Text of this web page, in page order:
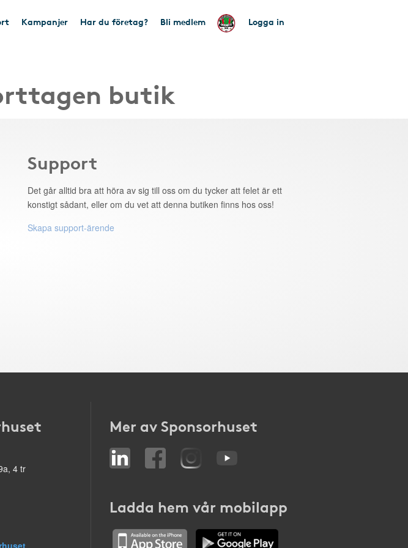
Kampanjer Har du företag? Bli medlem Logga in
butik
Support
Det går alltid bra att höra av sig till oss om du tycker att felet är ett
konstigt sådant, eller om du vet att denna butiken finns hos oss!
Skapa support-ärende
4 tr
Mer av Sponsorhuset
Ladda hem vår mobilapp